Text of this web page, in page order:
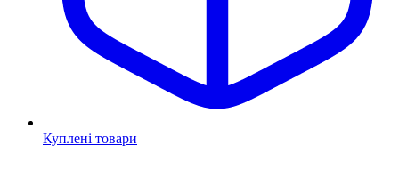
Куплені товари